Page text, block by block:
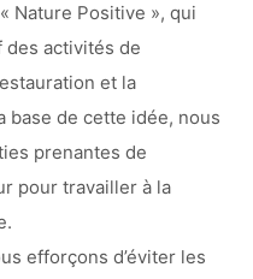
Nature Positive », qui
des activités de
et la
base de cette idée, nous
prenantes de
pour travailler à la
efforçons d’éviter les